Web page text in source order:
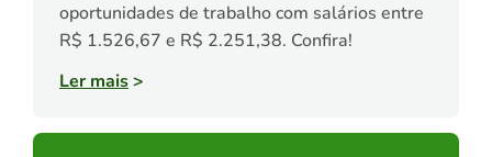
oportunidades de trabalho com salários entre
R$ 1.526,67 e R$ 2.251,38. Confira!
Ler mais>